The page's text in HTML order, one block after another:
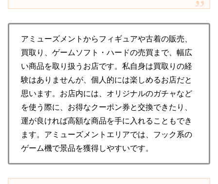
アミューズメントからフィギュアや古着の販売、
買取り、ゲームソフト・ハードの売買まで、幅広
い商品を取り扱うお店です。私自身は買取りの経
験はありませんが、個人的には楽しめるお店だと
思います。お店内には、オリジナルのガチャなど
を使う際に、お得なクーポン券と交換できたり、
運が良ければ高額な商品を手に入れることもでき
ます。アミューズメントエリアでは、フック系の
ゲーム機で景品を獲得しやすいです。